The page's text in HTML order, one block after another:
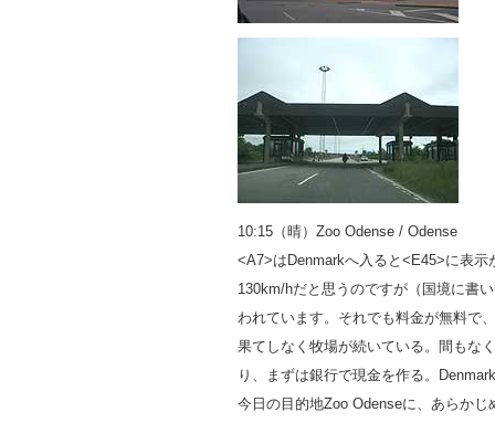
10:15（晴）Zoo Odense / Odense
<A7>はDenmarkへ入ると<E45>に表
130km/hだと思うのですが（国境に書
われています。それでも料金が無料で
果てしなく牧場が続いている。間もな
り、まずは銀行で現金を作る。
今日の目的地Zoo Odenseに、あらか